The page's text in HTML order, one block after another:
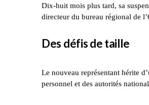
Dix-huit mois plus tard, sa
directeur du bureau régional de
Des défis de taille
Le nouveau représentant hérite
personnel et des autorités